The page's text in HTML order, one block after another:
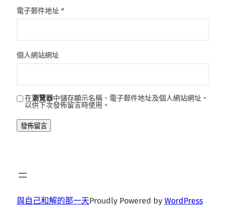
電子郵件地址 *
個人網站網址
在瀏覽器中儲存顯示名稱、電子郵件地址及個人網站網址，
以供下次發佈留言時使用。
與自己和解的那一天Proudly Powered by WordPress